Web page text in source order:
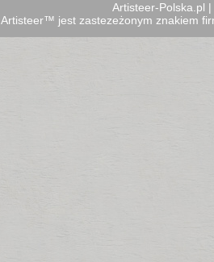
Artisteer-Polska.pl
Artisteer™ jest zastezeżonym znakiem